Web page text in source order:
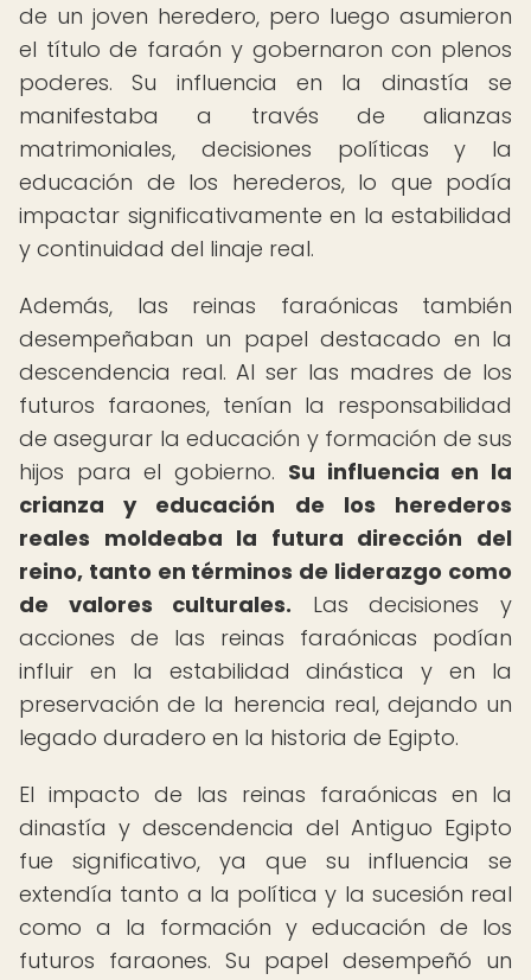
de un joven heredero, pero luego asumieron
el título de faraón y gobernaron con plenos
poderes. Su influencia en la dinastía se
manifestaba a través de alianzas
matrimoniales, decisiones políticas y la
educación de los herederos, lo que podía
impactar significativamente en la estabilidad
y continuidad del linaje real.
Además, las reinas faraónicas también
desempeñaban un papel destacado en la
descendencia real. Al ser las madres de los
futuros faraones, tenían la responsabilidad
de asegurar la educación y formación de sus
hijos para el gobierno. Su influencia en la
crianza y educación de los herederos
reales moldeaba la futura dirección del
reino, tanto en términos de liderazgo como
de valores culturales. Las decisiones y
acciones de las reinas faraónicas podían
influir en la estabilidad dinástica y en la
preservación de la herencia real, dejando un
legado duradero en la historia de Egipto.
El impacto de las reinas faraónicas en la
dinastía y descendencia del Antiguo Egipto
fue significativo, ya que su influencia se
extendía tanto a la política y la sucesión real
como a la formación y educación de los
futuros faraones. Su papel desempeñó un